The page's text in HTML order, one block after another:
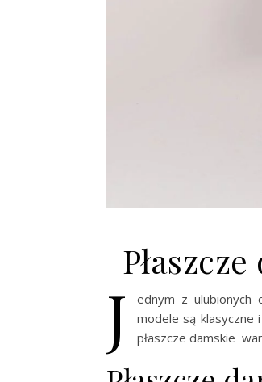
J
ednym z ulubionych
modele są klasyczne
płaszcze damskie